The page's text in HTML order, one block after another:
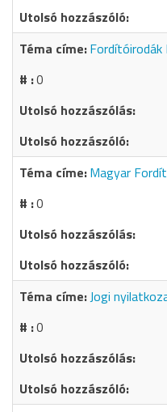
Fordítóirodák
0
Magyar
0
Jogi
0